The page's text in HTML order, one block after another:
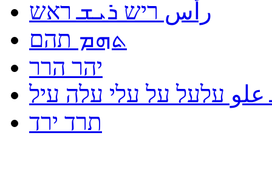
رأس ריש ܪܝܫ ראש
ܬܗܡ תהם
יהר הרר
עלעל על עלי עלה עיל
תרד ירד